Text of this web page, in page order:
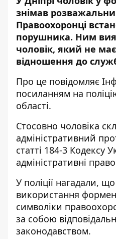
знімав
Правоохоронці
порушника. Ним
чоловік, який не
відношення до
Про це повідомляє
посиланням на
області.
Стосовно чоловіка
адміністративний
статті 184-3 Кодексу
адміністративні
У поліції нагадали,
використання
символіки
за собою
законодавством.